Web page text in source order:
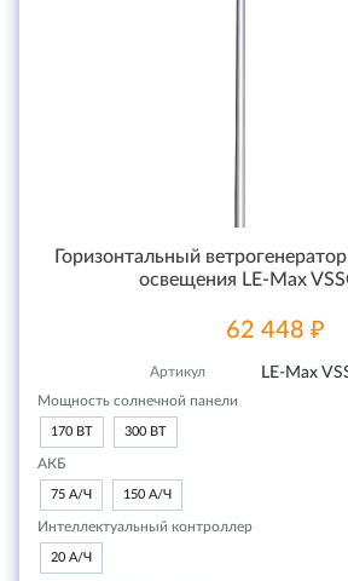
Горизонтальный
освещения LE-Max
62 448 ₽
Артикул LE-Max
Мощность солнечной панели
170 ВТ 300 ВТ
АКБ
75 А/Ч 150 А/Ч
Интеллектуальный контроллер
20 А/Ч